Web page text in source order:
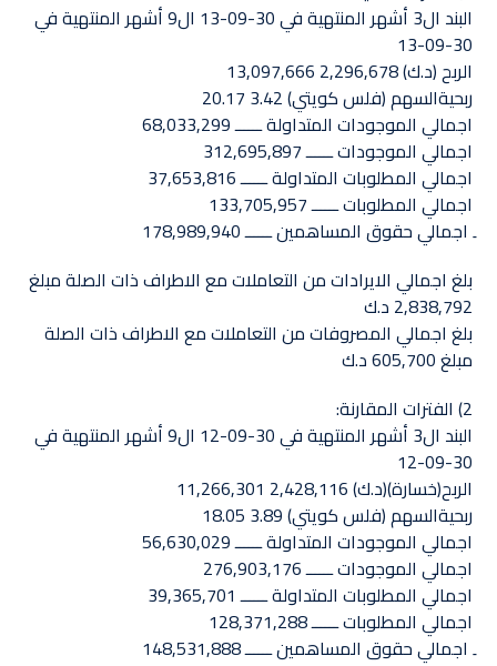
البند ال3 أشهر المنتهية في 30-09-13 ال9 أشهر المنتهية في
30-09-13‏
الربح (د.ك) 2,296,678 13,097,666
ربحيةالسهم (فلس كويتي) 3.42 20.17 ‏
اجمالي الموجودات المتداولة ــــــ 68,033,299
اجمالي الموجودات ــــــ 312,695,897 ‏
اجمالي المطلوبات المتداولة ــــــ 37,653,816
اجمالي المطلوبات ــــــ 133,705,957
ِ اجمالي حقوق المساهمين ــــــ 178,989,940 ‏
بلغ اجمالي الايرادات من التعاملات مع الاطراف ذات الصلة مبلغ
2,838,792 د.ك
بلغ اجمالي المصروفات من التعاملات مع الاطراف ذات الصلة
مبلغ 605,700 د.ك
البند ال3 أشهر المنتهية في 30-09-12 ال9 أشهر المنتهية في
30-09-12‏
الربح(خسارة)(د.ك) 2,428,116 11,266,301
ربحيةالسهم (فلس كويتي) 3.89 18.05 ‏
اجمالي الموجودات المتداولة ــــــ 56,630,029
اجمالي الموجودات ــــــ 276,903,176 ‏
اجمالي المطلوبات المتداولة ــــــ 39,365,701
اجمالي المطلوبات ــــــ 128,371,288
ِ اجمالي حقوق المساهمين ــــــ 148,531,888 ‏